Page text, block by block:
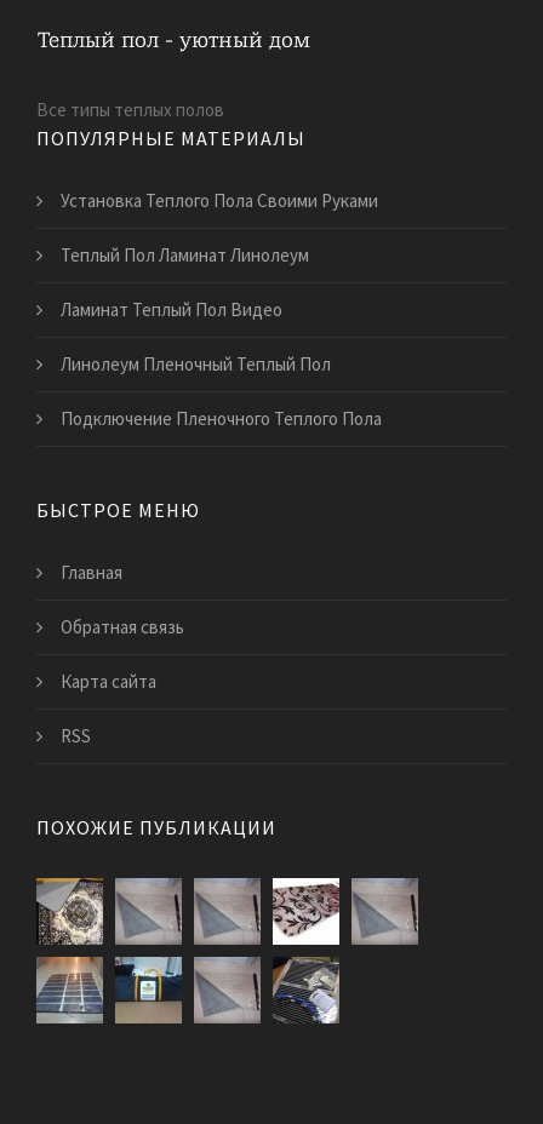
Все типы теплых полов
ПОПУЛЯРНЫЕ МАТЕРИАЛЫ
Установка Теплого Пола Своими Руками
Теплый Пол Ламинат Линолеум
Ламинат Теплый Пол Видео
Линолеум Пленочный Теплый Пол
Подключение Пленочного Теплого Пола
БЫСТРОЕ МЕНЮ
Главная
Обратная связь
Карта сайта
RSS
ПОХОЖИЕ ПУБЛИКАЦИИ